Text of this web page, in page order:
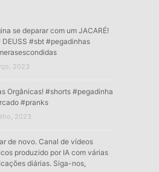
se deparar com um JACARÉ!
DEUSS #sbt #pegadinhas
2023
Orgânicas! #shorts #pegadinha
#pranks
2023
de novo. Canal de vídeos
produzido por IA com várias
diárias. Siga-nos,